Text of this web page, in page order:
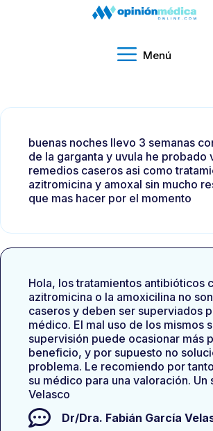
Menú
buenas noches llevo 3 semanas
de la garganta y uvula he probado
remedios caseros asi como
azitromicina y amoxal sin mucho
que mas hacer por el momento
Hola, los tratamientos antibióticos
azitromicina o la amoxicilina no
caseros y deben ser superviados
médico. El mal uso de los mismos
supervisión puede ocasionar más
beneficio, y por supuesto no
problema. Le recomiendo por
su médico para una valoración. Un
Velasco
Dr/Dra. Fabián García